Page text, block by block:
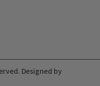
Designed by